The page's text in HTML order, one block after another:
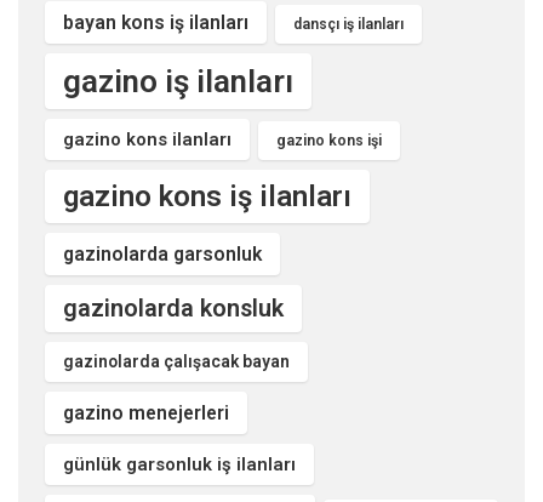
bayan kons iş ilanları dansçı iş ilanları
gazino iş ilanları
gazino kons ilanları gazino kons işi
gazino kons iş ilanları
gazinolarda garsonluk
gazinolarda konsluk
gazinolarda çalışacak bayan
gazino menejerleri
günlük garsonluk iş ilanları